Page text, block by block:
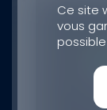
Ce site
vous